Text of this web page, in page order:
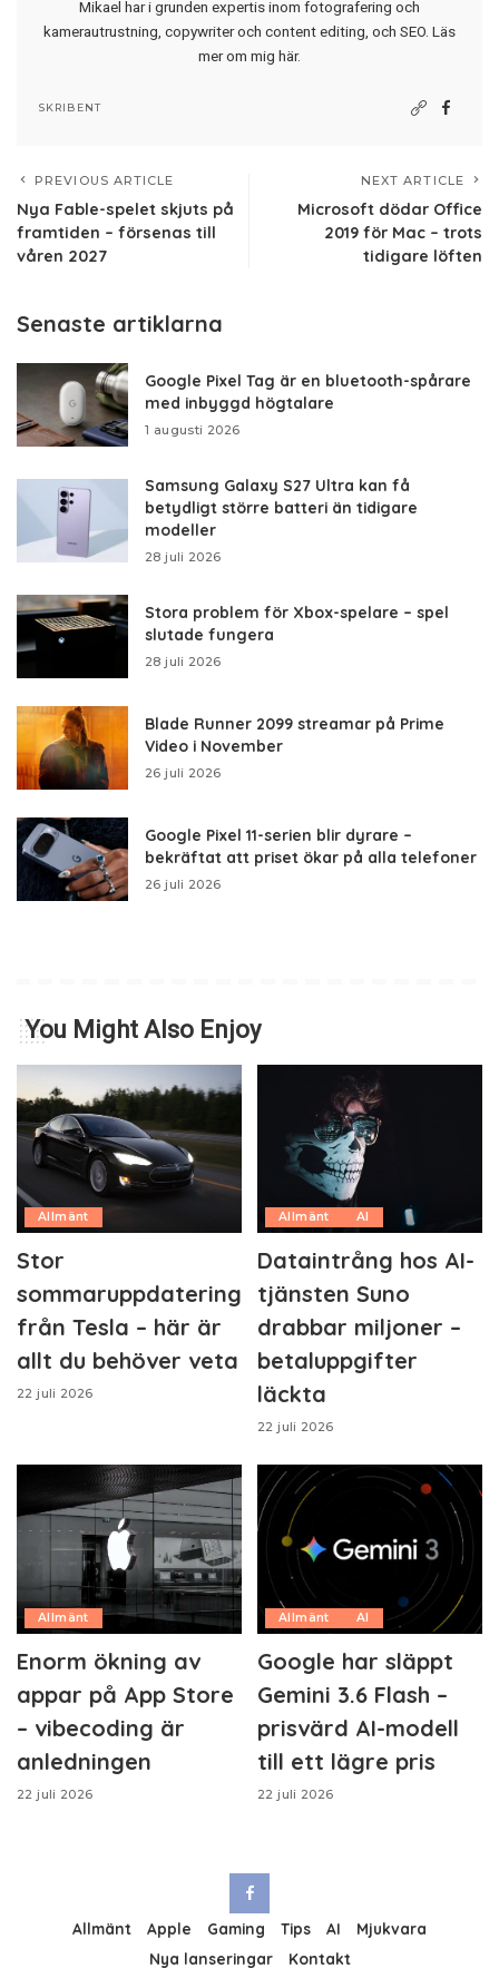
Mikael har i grunden expertis inom fotografering och
kamerautrustning, copywriter och content editing, och SEO. Läs
mer om mig här.
SKRIBENT
PREVIOUS ARTICLE
Nya Fable-spelet skjuts på
framtiden – försenas till
våren 2027
NEXT ARTICLE
Microsoft dödar Office
2019 för Mac – trots
tidigare löften
Senaste artiklarna
Google Pixel Tag är en bluetooth-spårare
med inbyggd högtalare
1 augusti 2026
Samsung Galaxy S27 Ultra kan få
betydligt större batteri än tidigare
modeller
28 juli 2026
Stora problem för Xbox-spelare – spel
slutade fungera
28 juli 2026
Blade Runner 2099 streamar på Prime
Video i November
26 juli 2026
Google Pixel 11-serien blir dyrare –
bekräftat att priset ökar på alla telefoner
26 juli 2026
You Might Also Enjoy
Allmänt
Stor
sommaruppdatering
från Tesla – här är
allt du behöver veta
22 juli 2026
Allmänt AI
Dataintrång hos AI-
tjänsten Suno
drabbar miljoner –
betaluppgifter
läckta
22 juli 2026
Allmänt
Enorm ökning av
appar på App Store
– vibecoding är
anledningen
22 juli 2026
Allmänt AI
Google har släppt
Gemini 3.6 Flash –
prisvärd AI-modell
till ett lägre pris
22 juli 2026
Allmänt Apple Gaming Tips AI
Mjukvara
Nya lanseringar
Kontakt